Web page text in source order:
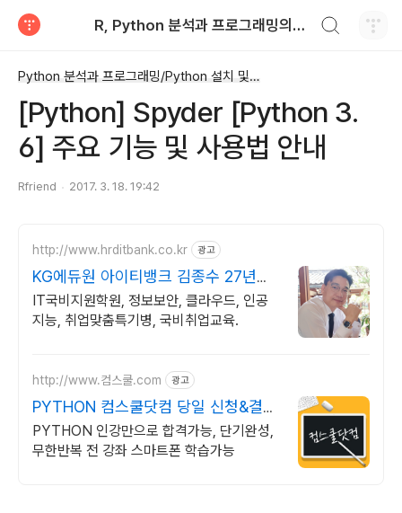
R, Python 분석과 프로그래밍의 친구 (by R Friend)
Python 분석과 프로그래밍/Python 설치 및 기본 사용법
[Python] Spyder [Python 3.
6] 주요 기능 및 사용법 안내
Rfriend 2017. 3. 18. 19:42
http://www.hrditbank.co.kr 광고
KG에듀원 아이티뱅크 김종수 27년경
력전문가 IT취업상담
IT국비지원학원, 정보보안, 클라우드, 인공
지능, 취업맞춤특기병, 국비취업교육.
http://www.컴스쿨.com 광고
PYTHON 컴스쿨닷컴 당일 신청&결제
시 기프티콘!
PYTHON 인강만으로 합격가능, 단기완성,
무한반복 전 강좌 스마트폰 학습가능